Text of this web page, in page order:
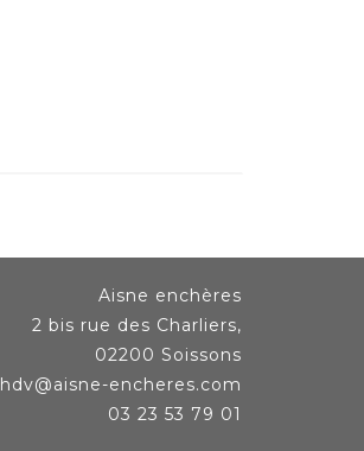
Aisne enchères
2 bis rue des Charliers,
02200 Soissons
hdv@aisne-encheres.com
03 23 53 79 01